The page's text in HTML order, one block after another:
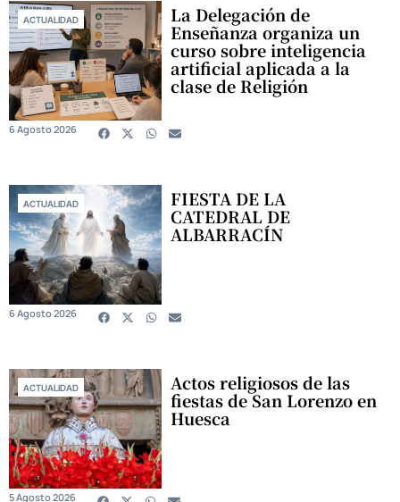
ACTUALIDAD La Delegación de
Enseñanza organiza un
curso sobre inteligencia
artificial aplicada a la
clase de Religión
6 Agosto 2026
ACTUALIDAD FIESTA DE LA
CATEDRAL DE
ALBARRACÍN
6 Agosto 2026
ACTUALIDAD Actos religiosos de las
fiestas de San Lorenzo en
Huesca
5 Agosto 2026